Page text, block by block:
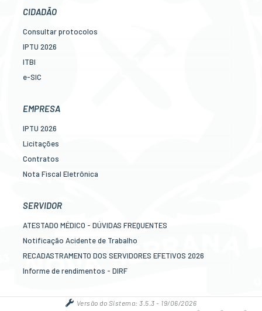
CIDADÃO
Consultar protocolos
IPTU 2026
ITBI
e-SIC
Legislação
EMPRESA
IPTU 2026
Licitações
Contratos
Nota Fiscal Eletrônica
Transparência
SERVIDOR
ATESTADO MÉDICO - DÚVIDAS FREQUENTES
Notificação Acidente de Trabalho
RECADASTRAMENTO DOS SERVIDORES EFETIVOS 2026
Informe de rendimentos - DIRF
Mais serviços online para o servidor
Versão do Sistema:3.5.3 - 19/06/2026